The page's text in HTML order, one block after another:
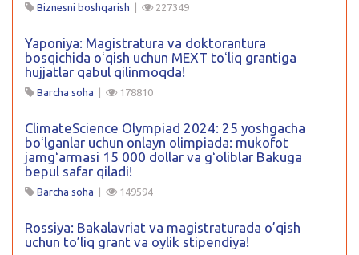
Biznesni boshqarish | 227349
Yaponiya: Magistratura va doktorantura
bosqichida oʻqish uchun MEXT toʻliq grantiga
hujjatlar qabul qilinmoqda!
Barcha soha | 178810
ClimateScience Olympiad 2024: 25 yoshgacha
boʻlganlar uchun onlayn olimpiada: mukofot
jamgʻarmasi 15 000 dollar va gʻoliblar Bakuga
bepul safar qiladi!
Barcha soha | 149594
Rossiya: Bakalavriat va magistraturada o’qish
uchun to’liq grant va oylik stipendiya!